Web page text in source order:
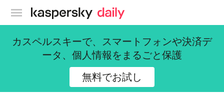
カスペルスキー公式ブログ
カスペルスキーで、スマートフォンや決済デ
ータ、個人情報をまるごと保護
無料でお試し